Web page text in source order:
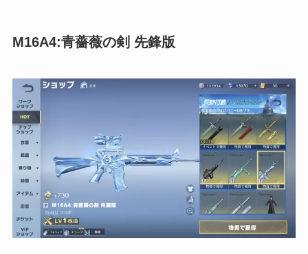
M16A4:青薔薇の剣 先鋒版